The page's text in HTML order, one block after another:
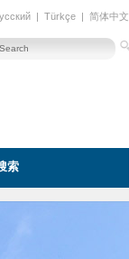
| Türkçe | 简体中文
索